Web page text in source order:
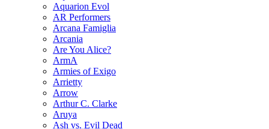
Aquarion Evol
AR Performers
Arcana Famiglia
Arcania
Are You Alice?
ArmA
Armies of Exigo
Arrietty
Arrow
Arthur C. Clarke
Aruya
Ash vs. Evil Dead